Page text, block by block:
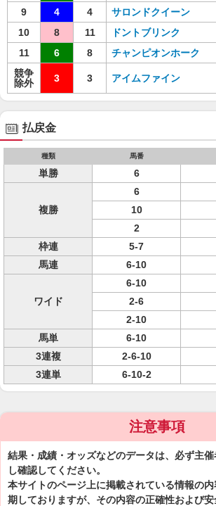
9
4 4 サロンドクイーン
10
8 11 ドントブリンク
11
6 8 チャンピオンホーク
競争
除外
3 3 アイムファイン
払戻金
種類 馬番
単勝 6
複勝
6
10
2
枠連
5-7
馬連
6-10
ワイド
6-10
2-6
2-10
馬単
6-10
3連複
2-6-10
3連単
6-10-2
注意事項
結果・成績・オッズなどのデータは、必ず主
し確認してください。
本サイトのページ上に掲載されている情報の
期しておりますが、その内容の正確性および